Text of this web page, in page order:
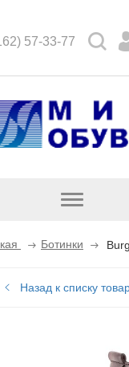
57-33-77
Открыть
Ботинки
Назад к списку